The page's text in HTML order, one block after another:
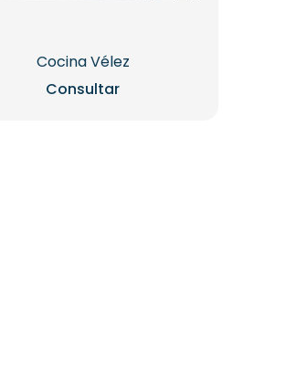
Cocina Vélez
Consultar